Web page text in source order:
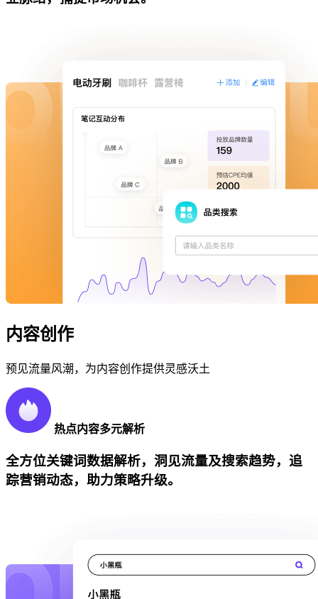
内容创作
预见流量风潮，为内容创作提供灵感沃土
热点内容多元解析
全方位关键词数据解析，洞见流量及搜索趋势，追
踪营销动态，助力策略升级。